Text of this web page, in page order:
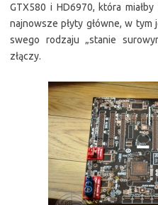
GTX580 i HD6970, która
najnowsze płyty główne, w
swego rodzaju „stanie
złączy.